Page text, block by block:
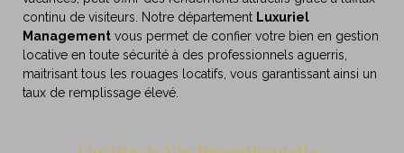
continu de visiteurs. Notre département Luxuriel
Management vous permet de confier votre bien en gestion
locative en toute sécurité à des professionnels aguerris,
maitrisant tous les rouages locatifs, vous garantissant ainsi un
taux de remplissage élevé.